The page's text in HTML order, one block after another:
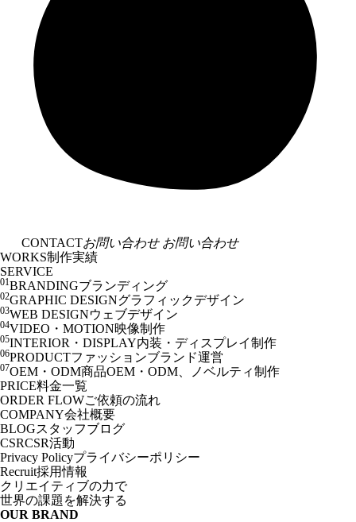
CONTACTお問い合わせ お問い合わせ
WORKS制作実績
SERVICE
01BRANDINGブランディング
02GRAPHIC DESIGNグラフィックデザイン
03WEB DESIGNウェブデザイン
04VIDEO・MOTION映像制作
05INTERIOR・DISPLAY内装・ディスプレイ制作
06PRODUCTファッションブランド運営
07OEM・ODM商品OEM・ODM、ノベルティ制作
PRICE料金一覧
ORDER FLOWご依頼の流れ
COMPANY会社概要
BLOGスタッフブログ
CSRCSR活動
Privacy Policyプライバシーポリシー
Recruit採用情報
クリエイティブの力で
世界の課題を解決する
OUR BRAND